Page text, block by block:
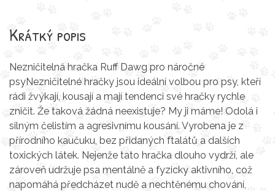
Krátký popis
Nezničitelná hračka Ruff Dawg pro náročné
psyNezničitelné hračky jsou ideální volbou pro psy, kteří
rádi žvýkají, kousají a mají tendenci své hračky rychle
zničit. Že taková žádná neexistuje? My ji máme! Odolá i
silným čelistím a agresivnímu kousání. Vyrobena je z
přírodního kaučuku, bez přidaných ftalátů a dalších
toxických látek. Nejenže tato hračka dlouho vydrží, ale
zároveň udržuje psa mentálně a fyzicky aktivního, což
napomáhá předcházet nudě a nechtěnému chování,